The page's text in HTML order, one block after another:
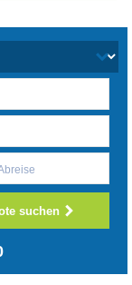
suchen